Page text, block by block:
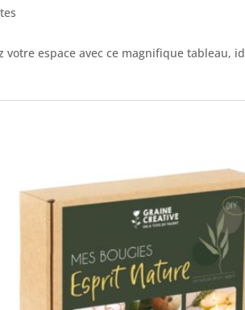
espace avec ce magnifique tableau,